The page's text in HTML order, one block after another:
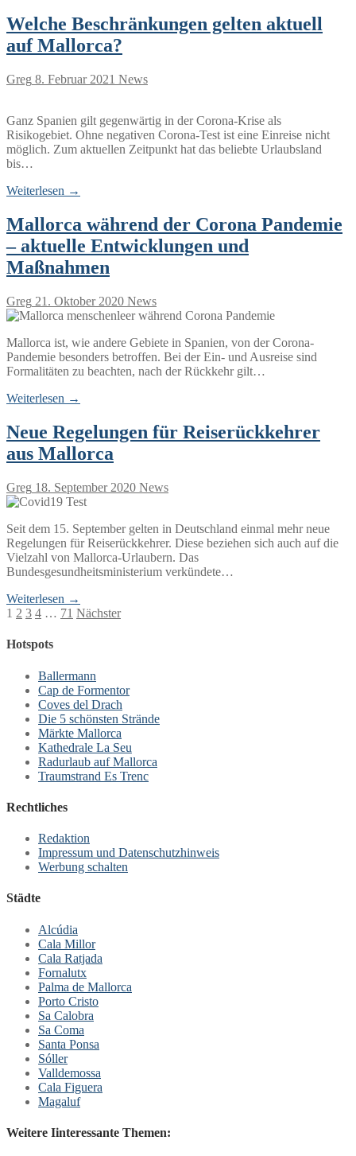
Welche Beschränkungen gelten aktuell
auf Mallorca?
Greg 8. Februar 2021 News
Ganz Spanien gilt gegenwärtig in der Corona-Krise als
Risikogebiet. Ohne negativen Corona-Test ist eine Einreise nicht
möglich. Zum aktuellen Zeitpunkt hat das beliebte Urlaubsland
bis…
Weiterlesen →
Mallorca während der Corona Pandemie
– aktuelle Entwicklungen und
Maßnahmen
Greg 21. Oktober 2020 News
Mallorca ist, wie andere Gebiete in Spanien, von der Corona-
Pandemie besonders betroffen. Bei der Ein- und Ausreise sind
Formalitäten zu beachten, nach der Rückkehr gilt…
Weiterlesen →
Neue Regelungen für Reiserückkehrer
aus Mallorca
Greg 18. September 2020 News
Seit dem 15. September gelten in Deutschland einmal mehr neue
Regelungen für Reiserückkehrer. Diese beziehen sich auch auf die
Vielzahl von Mallorca-Urlaubern. Das
Bundesgesundheitsministerium verkündete…
Weiterlesen →
Seitennummerierung
der
1 2 3 4 … 71 Nächster
Hotspots
Ballermann
Cap de Formentor
Coves del Drach
Die 5 schönsten Strände
Märkte Mallorca
Kathedrale La Seu
Radurlaub auf Mallorca
Traumstrand Es Trenc
Rechtliches
Redaktion
Impressum und Datenschutzhinweis
Werbung schalten
Städte
Alcúdia
Cala Millor
Cala Ratjada
Fornalutx
Palma de Mallorca
Porto Cristo
Sa Calobra
Sa Coma
Santa Ponsa
Sóller
Valldemossa
Cala Figuera
Magaluf
Weitere Iinteressante Themen: